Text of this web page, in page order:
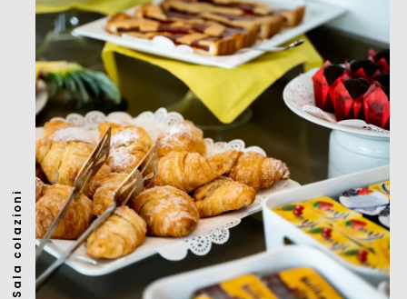
Sala colazioni